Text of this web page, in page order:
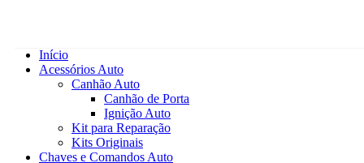
Início
Acessórios Auto
Canhão Auto
Canhão de Porta
Ignição Auto
Kit para Reparação
Kits Originais
Chaves e Comandos Auto